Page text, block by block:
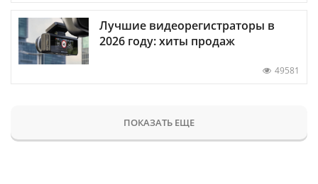
Лучшие видеорегистраторы в
2026 году: хиты продаж
49581
ПОКАЗАТЬ ЕЩЕ